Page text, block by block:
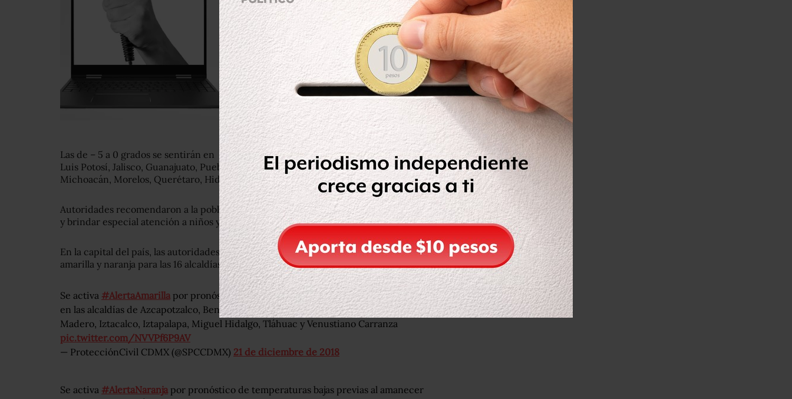
Las de – 5 a 0 grados se sentirán en Baja California, Nuevo León, Aguascalientes, San
Luis Potosí, Jalisco, Guanajuato, Puebla y Estado de México; y de 0 a 5 grados en
Michoacán, Morelos, Querétaro, Hidalgo, Tlaxcala, Tamaulipas y Ciudad de México.
Autoridades recomendaron a la población tomar precauciones, abrigarse, hidratarse
y brindar especial atención a niños y personas enfermas y de la tercera edad.
En la capital del país, las autoridades de Protección Civil emitieron las alertas
amarilla y naranja para las 16 alcaldías.
Se activa #AlertaAmarillapor pronóstico de temperaturas bajas previas al amanecer
en las alcaldías de Azcapotzalco, Benito Juárez, Coyoacán, Cuauhtémoc, Gustavo A.
Madero, Iztacalco, Iztapalapa, Miguel Hidalgo, Tláhuac y Venustiano Carranza
pic.twitter.com/NVVPf6P9AV
— ProtecciónCivil CDMX (@SPCCDMX) 21 de diciembre de 2018
Se activa #AlertaNaranjapor pronóstico de temperaturas bajas previas al amanecer